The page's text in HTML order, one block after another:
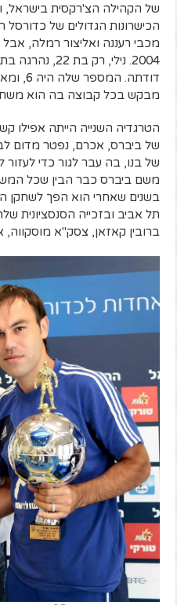
של הקהילה הצ'רקסית בישראל,
הכישרונות הגדולים של
2004. נילי, רק
דודתה.
מבקש בכל קבוצה בה הוא
של ביברס, אכרם, נפטר מדום
של בנו, בה עבר לגור כדי
משם ביברס כבר הבין שכל
בשנים שאחרי הוא הפך
תל אביב ובזכייה הסנסציונית
ברובין קאזאן, צסק"א מוסקווה,